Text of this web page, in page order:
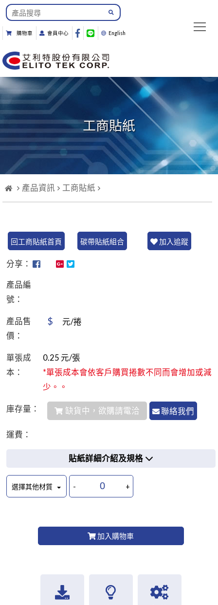
購物車 會員中心 English
工商貼紙
產品資訊 工商貼紙
回工商貼紙首頁 碳帶貼紙組合 加入追蹤
分享：
產品編
號：
產品售
價：
$ 元/捲
單張成
本：
0.25 元/張
*單張成本會依客戶購買捲數不同而會增加或減
少。。
庫存量： 缺貨中，欲購請電洽 聯絡我們
運費：
貼紙詳細介紹及規格
選擇其他材質 - +
加入購物車